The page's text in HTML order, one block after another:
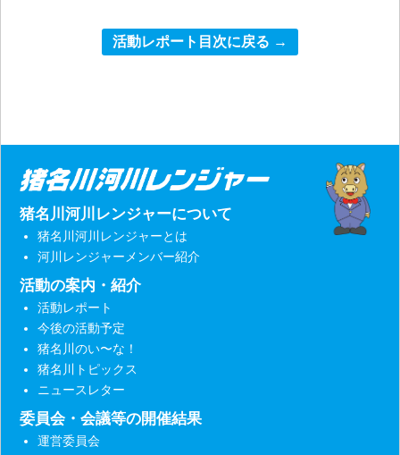
活動レポート目次に戻る →
猪名川河川レンジャーについて
猪名川河川レンジャーとは
河川レンジャーメンバー紹介
活動の案内・紹介
活動レポート
今後の活動予定
猪名川のい〜な！
猪名川トピックス
ニュースレター
委員会・会議等の開催結果
運営委員会